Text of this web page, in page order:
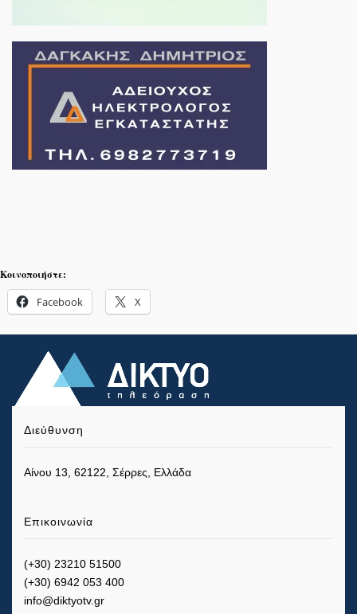
Κοινοποιήστε:
Facebook X
Διεύθυνση
Αίνου 13, 62122, Σέρρες, Ελλάδα
Επικοινωνία
(+30) 23210 51500
(+30) 6942 053 400
info@diktyotv.gr